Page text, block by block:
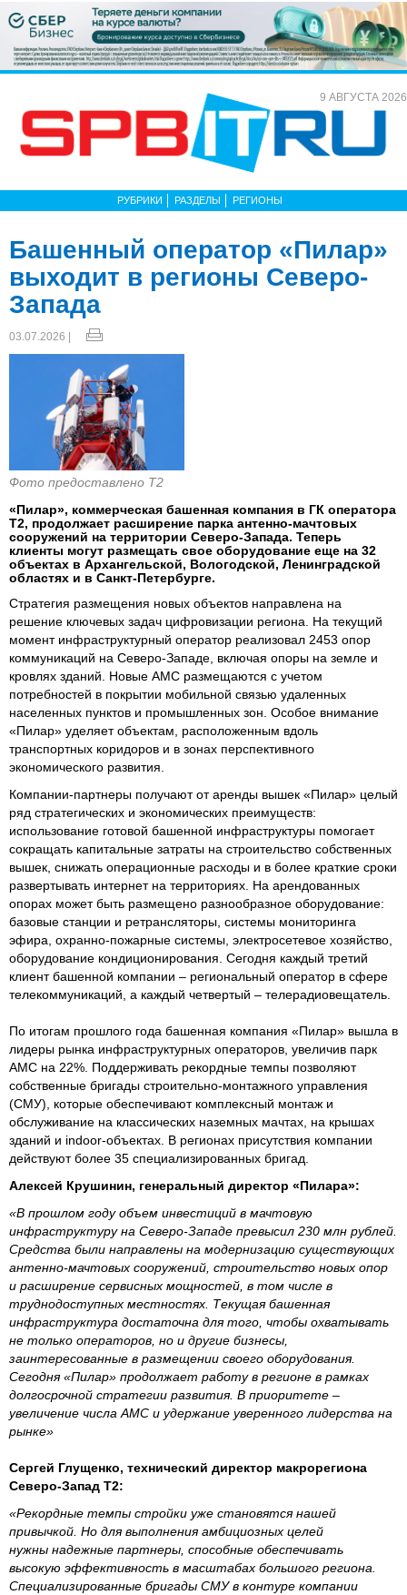
9 АВГУСТА 2026
РУБРИКИ РАЗДЕЛЫ РЕГИОНЫ
Башенный оператор «Пилар»
выходит в регионы Северо-
Запада
03.07.2026 |
Фото предоставлено T2
«Пилар», коммерческая башенная компания в ГК оператора
Т2, продолжает расширение парка антенно-мачтовых
сооружений на территории Северо-Запада. Теперь
клиенты могут размещать свое оборудование еще на 32
объектах в Архангельской, Вологодской, Ленинградской
областях и в Санкт-Петербурге.
Стратегия размещения новых объектов направлена на
решение ключевых задач цифровизации региона. На текущий
момент инфраструктурный оператор реализовал 2453 опор
коммуникаций на Северо-Западе, включая опоры на земле и
кровлях зданий. Новые АМС размещаются с учетом
потребностей в покрытии мобильной связью удаленных
населенных пунктов и промышленных зон. Особое внимание
«Пилар» уделяет объектам, расположенным вдоль
транспортных коридоров и в зонах перспективного
экономического развития.
Компании-партнеры получают от аренды вышек «Пилар» целый
ряд стратегических и экономических преимуществ:
использование готовой башенной инфраструктуры помогает
сокращать капитальные затраты на строительство собственных
вышек, снижать операционные расходы и в более краткие сроки
развертывать интернет на территориях. На арендованных
опорах может быть размещено разнообразное оборудование:
базовые станции и ретрансляторы, системы мониторинга
эфира, охранно-пожарные системы, электросетевое хозяйство,
оборудование кондиционирования. Сегодня каждый третий
клиент башенной компании – региональный оператор в сфере
телекоммуникаций, а каждый четвертый – телерадиовещатель.
По итогам прошлого года башенная компания «Пилар» вышла в
лидеры рынка инфраструктурных операторов, увеличив парк
АМС на 22%. Поддерживать рекордные темпы позволяют
собственные бригады строительно-монтажного управления
(СМУ), которые обеспечивают комплексный монтаж и
обслуживание на классических наземных мачтах, на крышах
зданий и indoor-объектах. В регионах присутствия компании
действуют более 35 специализированных бригад.
Алексей Крушинин, генеральный директор «Пилара»:
«В прошлом году объем инвестиций в мачтовую
инфраструктуру на Северо-Западе превысил 230 млн рублей.
Средства были направлены на модернизацию существующих
антенно-мачтовых сооружений, строительство новых опор
и расширение сервисных мощностей, в том числе в
труднодоступных местностях. Текущая башенная
инфраструктура достаточна для того, чтобы охватывать
не только операторов, но и другие бизнесы,
заинтересованные в размещении своего оборудования.
Сегодня «Пилар» продолжает работу в регионе в рамках
долгосрочной стратегии развития. В приоритете –
увеличение числа АМС и удержание уверенного лидерства на
рынке»
Сергей Глущенко, технический директор макрорегиона
Северо-Запад T2:
«Рекордные темпы стройки уже становятся нашей
привычкой. Но для выполнения амбициозных целей
нужны надежные партнеры, способные обеспечивать
высокую эффективность в масштабах большого региона.
Специализированные бригады СМУ в контуре компании